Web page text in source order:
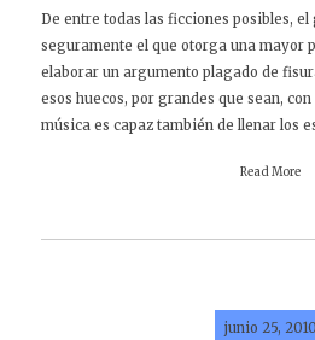
De entre todas las ficciones posibles, el
seguramente el que otorga una mayor
elaborar un argumento plagado de
esos huecos, por grandes que sean,
música es capaz también de llenar los
Read More
junio 25, 2010